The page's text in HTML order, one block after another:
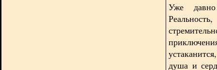
Уже
душа и